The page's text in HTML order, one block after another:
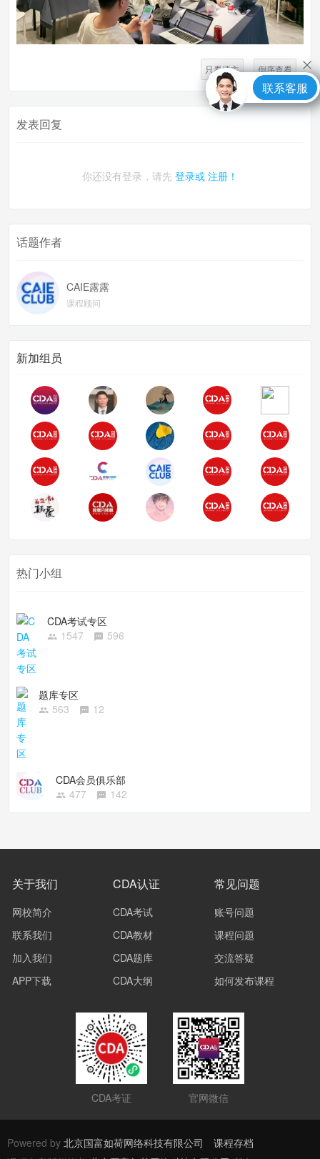
只看楼主 倒序查看
发表回复
你还没有登录，请先 登录或 注册！
话题作者
CAIE露露
课程顾问
新加组员
热门小组
CDA考试专区
1547
596
题库专区
563
12
CDA会员俱乐部
477
142
关于我们
网校简介
联系我们
加入我们
APP下载
CDA认证
CDA考试
CDA教材
CDA题库
CDA大纲
常见问题
账号问题
课程问题
交流答疑
如何发布课程
CDA考证 官网微信
Powered by 北京国富如荷网络科技有限公司
课程存档
联系客服